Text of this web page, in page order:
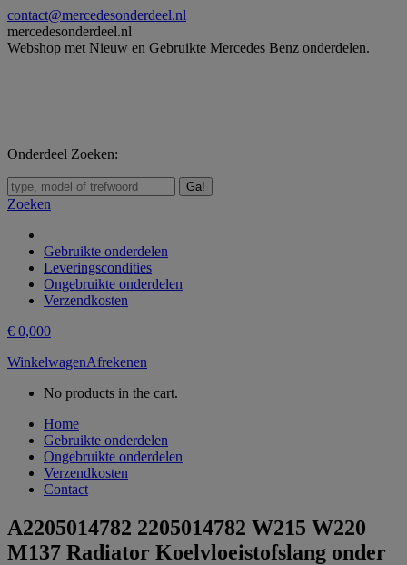
Skip
to
content
contact@mercedesonderdeel.nl
mercedesonderdeel.nl
Webshop met Nieuw en Gebruikte Mercedes Benz onderdelen.
Onderdeel Zoeken:
Zoeken:
Zoeken
Gebruikte onderdelen
Leveringscondities
Ongebruikte onderdelen
Verzendkosten
€ 0,000
WinkelwagenAfrekenen
No products in the cart.
Home
Gebruikte onderdelen
Ongebruikte onderdelen
Verzendkosten
Contact
A2205014782 2205014782 W215 W220
M137 Radiator Koelvloeistofslang onder